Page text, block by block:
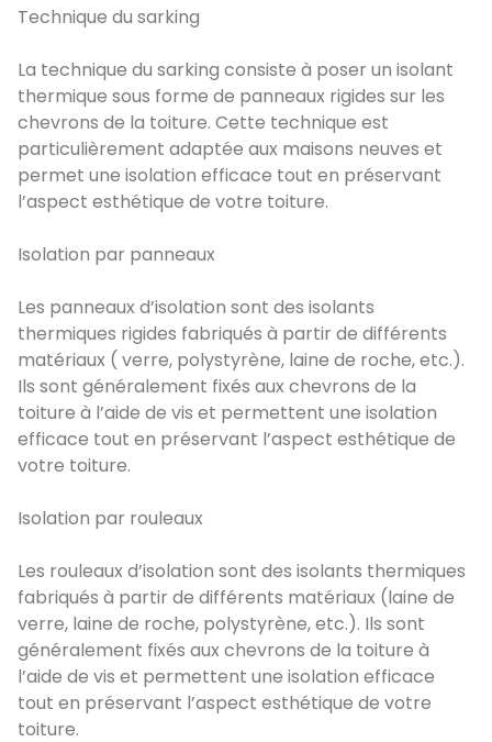
Technique du sarking
La technique du sarking consiste à poser un isolant
thermique sous forme de panneaux rigides sur les
chevrons de la toiture. Cette technique est
particulièrement adaptée aux maisons neuves et
permet une isolation efficace tout en préservant
l’aspect esthétique de votre toiture.
Isolation par panneaux
Les panneaux d’isolation sont des isolants
thermiques rigides fabriqués à partir de différents
matériaux ( verre, polystyrène, laine de roche, etc.).
Ils sont généralement fixés aux chevrons de la
toiture à l’aide de vis et permettent une isolation
efficace tout en préservant l’aspect esthétique de
votre toiture.
Isolation par rouleaux
Les rouleaux d’isolation sont des isolants thermiques
fabriqués à partir de différents matériaux (laine de
verre, laine de roche, polystyrène, etc.). Ils sont
généralement fixés aux chevrons de la toiture à
l’aide de vis et permettent une isolation efficace
tout en préservant l’aspect esthétique de votre
toiture.